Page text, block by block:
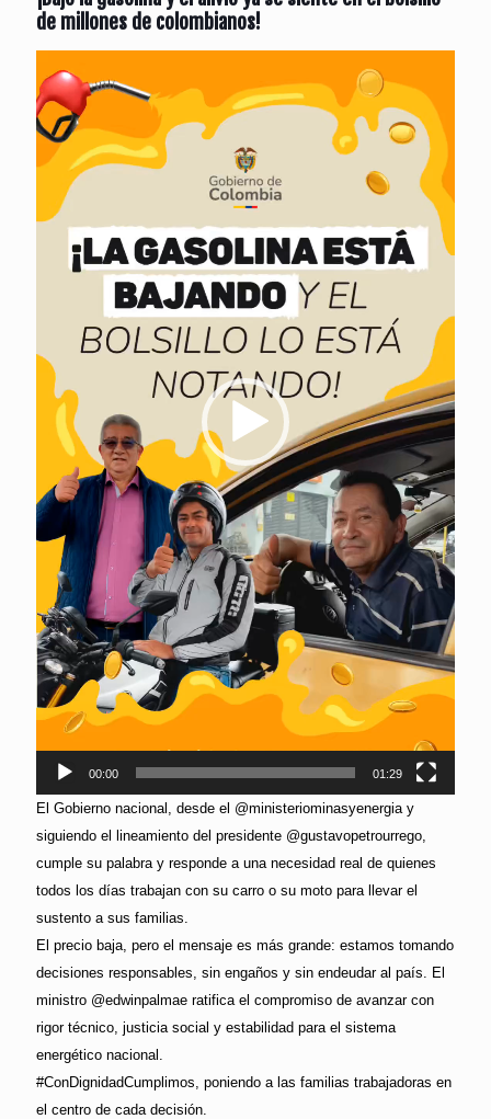
de millones de colombianos!
de
vídeo
00:00 01:29
El Gobierno nacional, desde el @ministeriominasyenergia y
siguiendo el lineamiento del presidente @gustavopetrourrego,
cumple su palabra y responde a una necesidad real de quienes
todos los días trabajan con su carro o su moto para llevar el
sustento a sus familias.
El precio baja, pero el mensaje es más grande: estamos tomando
decisiones responsables, sin engaños y sin endeudar al país. El
ministro @edwinpalmae ratifica el compromiso de avanzar con
rigor técnico, justicia social y estabilidad para el sistema
energético nacional.
#ConDignidadCumplimos, poniendo a las familias trabajadoras en
el centro de cada decisión.